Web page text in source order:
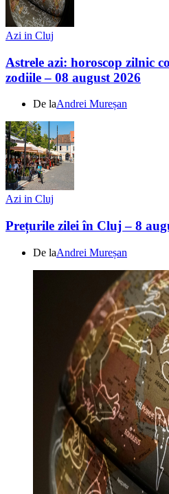
Azi in Cluj
Astrele azi: horoscop zilnic
zodiile – 08 august 2026
De laAndrei Mureșan
Azi in Cluj
Prețurile zilei în Cluj – 8
De laAndrei Mureșan